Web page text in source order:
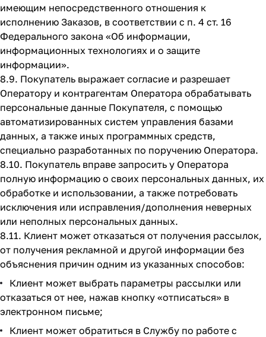
имеющим непосредственного отношения к
исполнению Заказов, в соответствии с п. 4 ст. 16
Федерального закона «Об информации,
информационных технологиях и о защите
информации».
8.9. Покупатель выражает согласие и разрешает
Оператору и контрагентам Оператора обрабатывать
персональные данные Покупателя, с помощью
автоматизированных систем управления базами
данных, а также иных программных средств,
специально разработанных по поручению Оператора.
8.10. Покупатель вправе запросить у Оператора
полную информацию о своих персональных данных, их
обработке и использовании, а также потребовать
исключения или исправления/дополнения неверных
или неполных персональных данных.
8.11. Клиент может отказаться от получения рассылок,
от получения рекламной и другой информации без
объяснения причин одним из указанных способов:
Клиент может выбрать параметры рассылки или
отказаться от нее, нажав кнопку «отписаться» в
электронном письме;
Клиент может обратиться в Службу по работе с